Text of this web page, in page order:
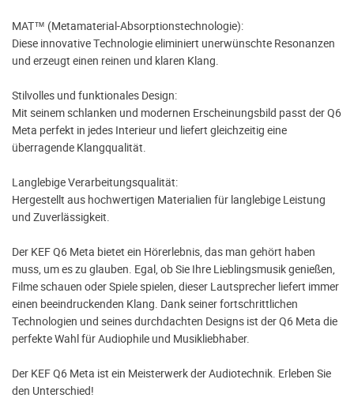
MAT™ (Metamaterial-Absorptionstechnologie):
Diese innovative Technologie eliminiert unerwünschte Resonanzen
und erzeugt einen reinen und klaren Klang.
Stilvolles und funktionales Design:
Mit seinem schlanken und modernen Erscheinungsbild passt der Q6
Meta perfekt in jedes Interieur und liefert gleichzeitig eine
überragende Klangqualität.
Langlebige Verarbeitungsqualität:
Hergestellt aus hochwertigen Materialien für langlebige Leistung
und Zuverlässigkeit.
Der KEF Q6 Meta bietet ein Hörerlebnis, das man gehört haben
muss, um es zu glauben. Egal, ob Sie Ihre Lieblingsmusik genießen,
Filme schauen oder Spiele spielen, dieser Lautsprecher liefert immer
einen beeindruckenden Klang. Dank seiner fortschrittlichen
Technologien und seines durchdachten Designs ist der Q6 Meta die
perfekte Wahl für Audiophile und Musikliebhaber.
Der KEF Q6 Meta ist ein Meisterwerk der Audiotechnik. Erleben Sie
den Unterschied!